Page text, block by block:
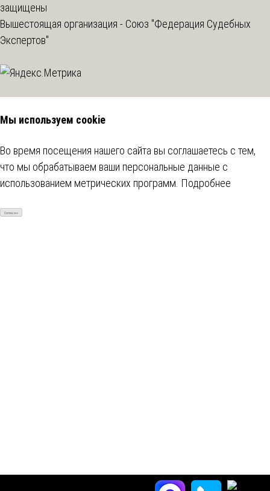
защищены
Вышестоящая организация - Союз "Федерация Судебных
Экспертов"
Мы используем cookie
Во время посещения нашего сайта вы соглашаетесь с тем,
что мы обрабатываем ваши персональные данные с
использованием метрических программ. Подробнее
Согласен